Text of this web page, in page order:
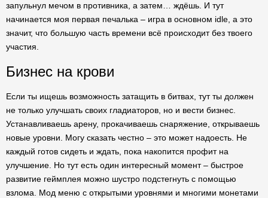
запульнул мечом в противника, а затем… ждёшь. И тут
начинается моя первая печалька – игра в основном idle, а это
значит, что большую часть времени всё происходит без твоего
участия.
Бизнес на крови
Если ты ищешь возможность затащить в битвах, тут ты должен
не только улучшать своих гладиаторов, но и вести бизнес.
Устанавливаешь арену, прокачиваешь снаряжение, открываешь
новые уровни. Могу сказать честно – это может надоесть. Не
каждый готов сидеть и ждать, пока накопится профит на
улучшение. Но тут есть один интересный момент – быстрое
развитие геймплея можно шустро подстегнуть с помощью
взлома. Мод меню с открытыми уровнями и многими монетами